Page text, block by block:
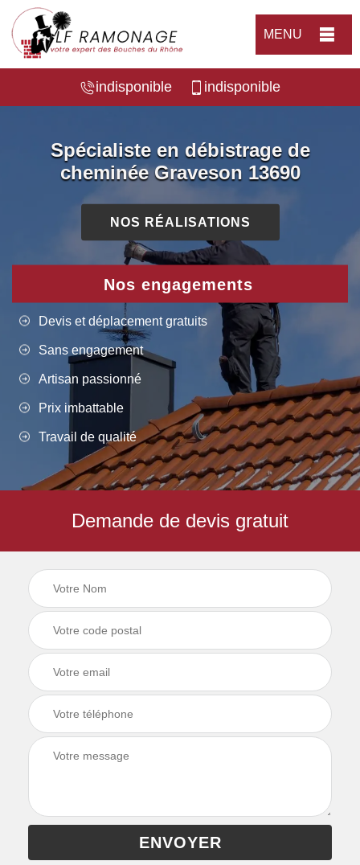
MENU
indisponible indisponible
Spécialiste en débistrage de
cheminée Graveson 13690
NOS RÉALISATIONS
Nos engagements
Devis et déplacement gratuits
Sans engagement
Artisan passionné
Prix imbattable
Travail de qualité
Demande de devis gratuit